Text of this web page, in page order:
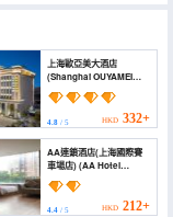
上海歐亞美大酒店
(Shanghai OUYAMEI
Hotel)
4.8/ 5 HKD 332+
AA連鎖酒店(上海國際賽
車場店) (AA Hotel
(Shanghai International
Circuit))
4.4/ 5 HKD 212+